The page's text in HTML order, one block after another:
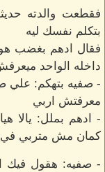
فقطعت والدته
بتكلم نفسك ليه
فقال ادهم بغضب هو
داخله الواحد
- صفيه بتهكم: علي
معرفتش اربي
- ادهم بملل: يالا
كمان مش متربي في
- صفيه: هقول فيك